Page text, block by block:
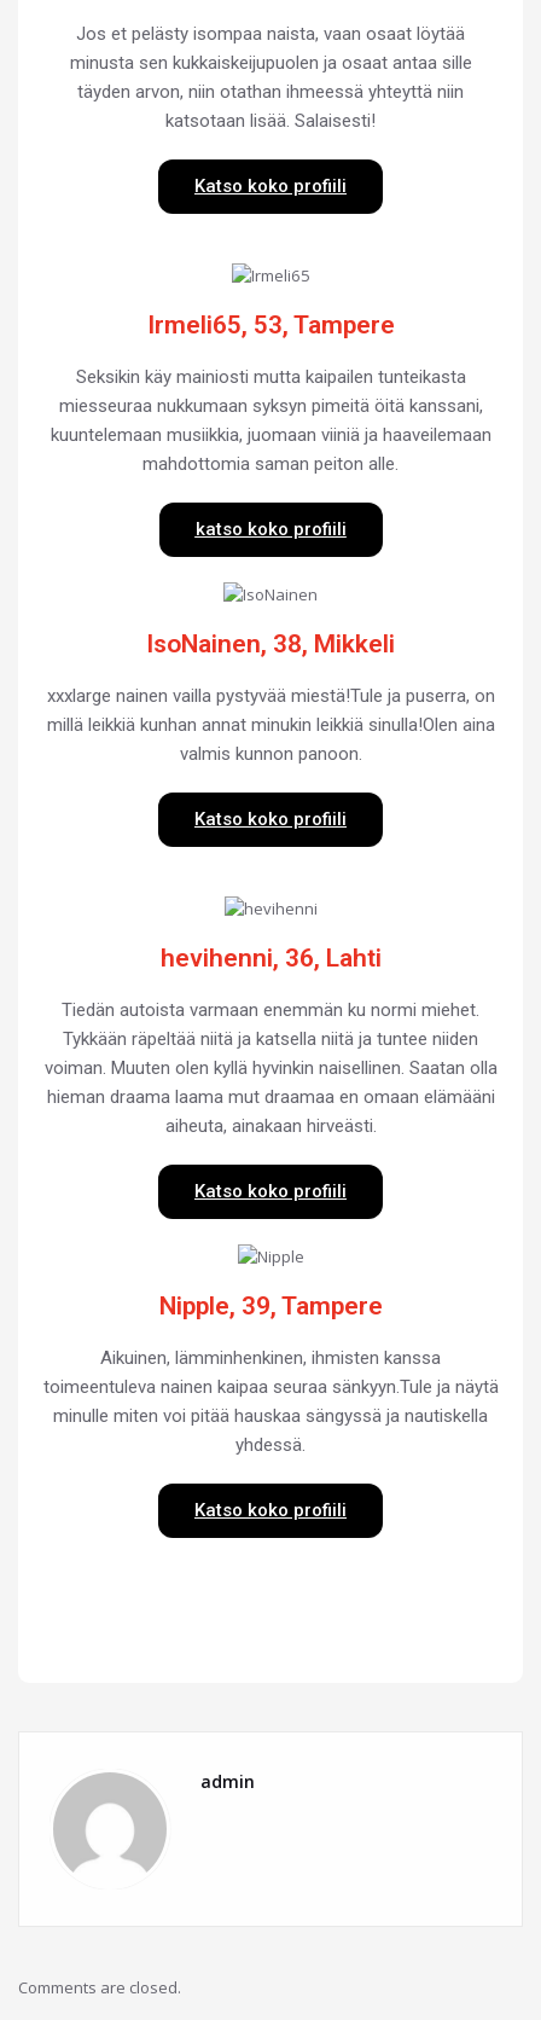
Jos et pelästy isompaa naista, vaan osaat löytää
minusta sen kukkaiskeijupuolen ja osaat antaa sille
täyden arvon, niin otathan ihmeessä yhteyttä niin
katsotaan lisää. Salaisesti!
Katso koko profiili
Irmeli65, 53, Tampere
Seksikin käy mainiosti mutta kaipailen tunteikasta
miesseuraa nukkumaan syksyn pimeitä öitä kanssani,
kuuntelemaan musiikkia, juomaan viiniä ja haaveilemaan
mahdottomia saman peiton alle.
katso koko profiili
IsoNainen, 38, Mikkeli
xxxlarge nainen vailla pystyvää miestä!Tule ja puserra, on
millä leikkiä kunhan annat minukin leikkiä sinulla!Olen aina
valmis kunnon panoon.
Katso koko profiili
hevihenni, 36, Lahti
Tiedän autoista varmaan enemmän ku normi miehet.
Tykkään räpeltää niitä ja katsella niitä ja tuntee niiden
voiman. Muuten olen kyllä hyvinkin naisellinen. Saatan olla
hieman draama laama mut draamaa en omaan elämääni
aiheuta, ainakaan hirveästi.
Katso koko profiili
Nipple, 39, Tampere
Aikuinen, lämminhenkinen, ihmisten kanssa
toimeentuleva nainen kaipaa seuraa sänkyyn.Tule ja näytä
minulle miten voi pitää hauskaa sängyssä ja nautiskella
yhdessä.
Katso koko profiili
admin
Comments are closed.